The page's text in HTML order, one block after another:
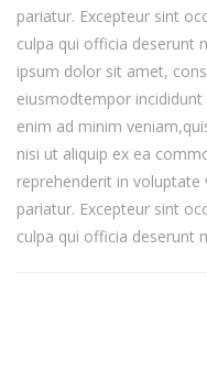
pariatur. Excepteur sint
culpa qui officia deserunt
ipsum dolor sit amet,
eiusmodtempor
enim ad minim
nisi ut aliquip ex ea
reprehenderit in
pariatur. Excepteur sint
culpa qui officia deserunt